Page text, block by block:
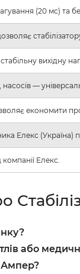
(20 мс) та
стабільну
—
економити
Елекс (Україна)
Елекс.
або
Ампер?